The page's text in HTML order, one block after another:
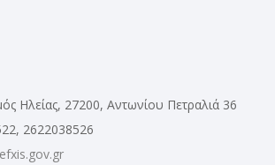
Ηλείας, 27200, Αντωνίου Πετραλιά 36
2622038526